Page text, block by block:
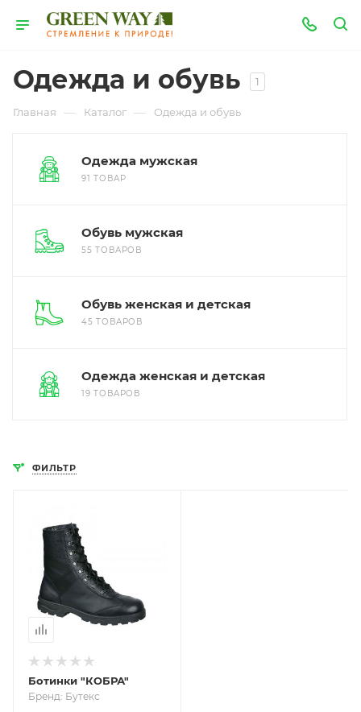
Одежда и обувь 1
Главная — Каталог — Одежда и обувь
Одежда мужская
91 ТОВАР
Обувь мужская
55 ТОВАРОВ
Обувь женская и детская
45 ТОВАРОВ
Одежда женская и детская
19 ТОВАРОВ
ФИЛЬТР
Ботинки "КОБРА"
Бренд: Бутекс